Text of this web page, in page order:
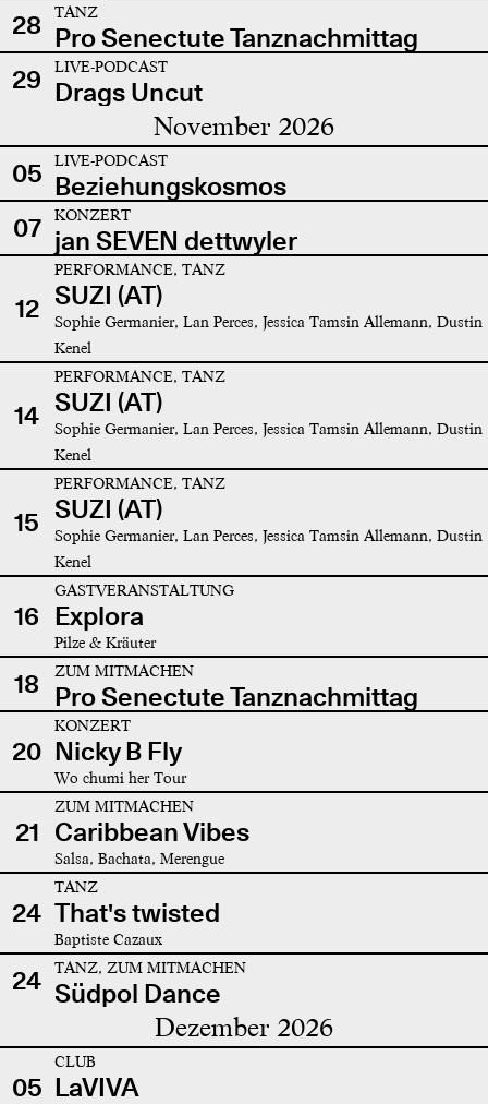
28
TANZ
Pro Senectute Tanznachmittag
29
LIVE-PODCAST
Drags Uncut
November 2026
05 LIVE-PODCAST
Beziehungskosmos
07
KONZERT
jan SEVEN dettwyler
12
PERFORMANCE, TANZ
SUZI (AT)
Sophie Germanier, Lan Perces, Jessica Tamsin Allemann, Dustin
Kenel
14
PERFORMANCE, TANZ
SUZI (AT)
Sophie Germanier, Lan Perces, Jessica Tamsin Allemann, Dustin
Kenel
15
PERFORMANCE, TANZ
SUZI (AT)
Sophie Germanier, Lan Perces, Jessica Tamsin Allemann, Dustin
Kenel
16
GASTVERANSTALTUNG
Explora
Pilze & Kräuter
18 ZUM MITMACHEN
Pro Senectute Tanznachmittag
20
KONZERT
Nicky B Fly
Wo chumi her Tour
21
ZUM MITMACHEN
Caribbean Vibes
Salsa, Bachata, Merengue
24
TANZ
That's twisted
Baptiste Cazaux
24 TANZ, ZUM MITMACHEN
Südpol Dance
Dezember 2026
05
CLUB
LaVIVA